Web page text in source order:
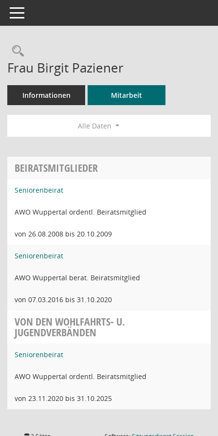
Toggle navigation
Rechercheauswahl
Frau Birgit Paziener
Informationen Mitarbeit
Alle Daten
BEIRATSMITGLIEDER
Seniorenbeirat
AWO Wuppertal ordentl. Beiratsmitglied
von 26.08.2008 bis 20.10.2009
Seniorenbeirat
AWO Wuppertal berat. Beiratsmitglied
von 07.03.2016 bis 31.10.2020
VON DEN WOHLFAHRTS- U.
JUGENDVERBÄNDEN
Seniorenbeirat
AWO Wuppertal ordentl. Beiratsmitglied
von 23.11.2020 bis 31.10.2025